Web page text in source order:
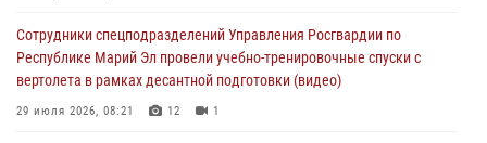
05 августа 2026, 09:44
В Марий Эл для сотрудников Росгвардии прошло занятие,
посвящённое памяти генерала армии Ивана Кирилловича Яковлева
Сотрудники спецподразделений Управления Росгвардии по
Республике Марий Эл провели учебно-тренировочные спуски с
вертолета в рамках десантной подготовки (видео)
29 июля 2026, 08:21 12 1